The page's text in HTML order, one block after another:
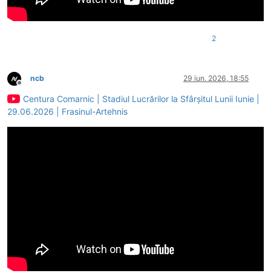
2
Deconectat
ncb 29 iun. 2026, 18:55
Centura Comarnic | Stadiul Lucrărilor la Sfârșitul Lunii Iunie |
29.06.2026 | Frasinul-Artehnis